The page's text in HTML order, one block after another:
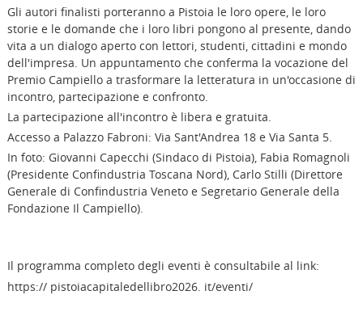
Gli autori finalisti porteranno a Pistoia le loro opere, le loro
storie e le domande che i loro libri pongono al presente, dando
vita a un dialogo aperto con lettori, studenti, cittadini e mondo
dell'impresa. Un appuntamento che conferma la vocazione del
Premio Campiello a trasformare la letteratura in un'occasione di
incontro, partecipazione e confronto.
La partecipazione all'incontro è libera e gratuita.
Accesso a Palazzo Fabroni: Via Sant'Andrea 18 e Via Santa 5.
In foto: Giovanni Capecchi (Sindaco di Pistoia), Fabia Romagnoli
(Presidente Confindustria Toscana Nord), Carlo Stilli (Direttore
Generale di Confindustria Veneto e Segretario Generale della
Fondazione Il Campiello).
Il programma completo degli eventi è consultabile al link:
https:// pistoiacapitaledellibro2026. it/eventi/